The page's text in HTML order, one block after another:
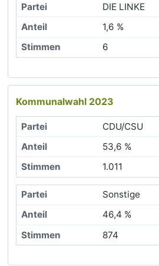
DIE LINKE
1,6 %
6
Kommunalwahl 2023
CDU/CSU
53,6 %
1.011
Sonstige
46,4 %
874